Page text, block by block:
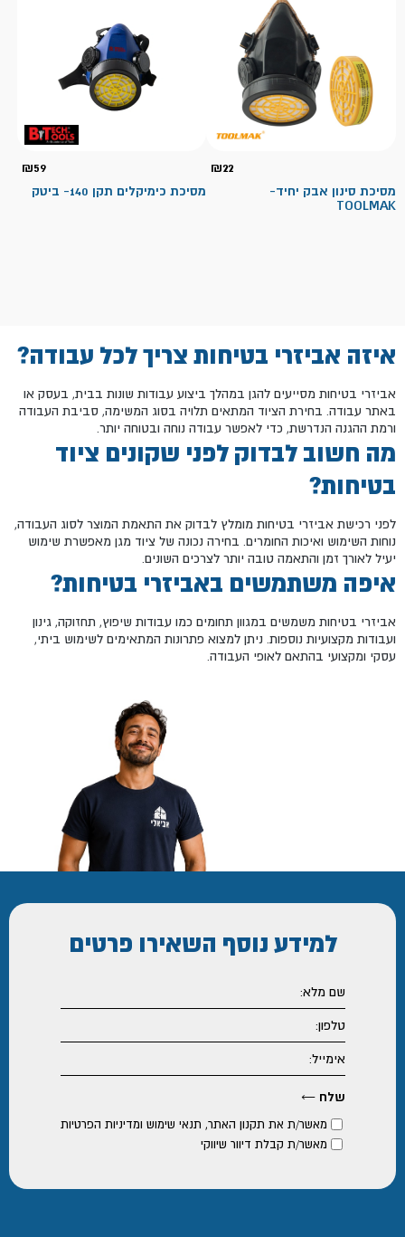
₪22
מסיכת סינון אבק יחיד-
TOOLMAK
₪59
מסיכת כימיקלים תקן 140- ביטק
איזה אביזרי בטיחות צריך לכל עבודה?
אביזרי בטיחות מסייעים להגן במהלך ביצוע עבודות שונות בבית, בעסק או
באתר עבודה. בחירת הציוד המתאים תלויה בסוג המשימה, סביבת העבודה
ורמת ההגנה הנדרשת, כדי לאפשר עבודה נוחה ובטוחה יותר.
מה חשוב לבדוק לפני שקונים ציוד
בטיחות?
לפני רכישת אביזרי בטיחות מומלץ לבדוק את התאמת המוצר לסוג העבודה,
נוחות השימוש ואיכות החומרים. בחירה נכונה של ציוד מגן מאפשרת שימוש
יעיל לאורך זמן והתאמה טובה יותר לצרכים השונים.
איפה משתמשים באביזרי בטיחות?
אביזרי בטיחות משמשים במגוון תחומים כמו עבודות שיפוץ, תחזוקה, גינון
ועבודות מקצועיות נוספות. ניתן למצוא פתרונות המתאימים לשימוש ביתי,
עסקי ומקצועי בהתאם לאופי העבודה.
למידע נוסף השאירו פרטים
מאשר/ת את תקנון האתר, תנאי שימוש ומדיניות הפרטיות
מאשר/ת קבלת דיוור שיווקי